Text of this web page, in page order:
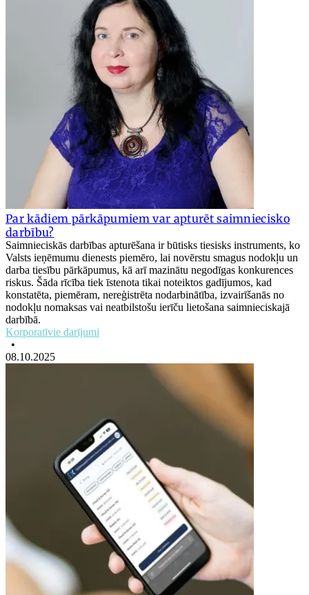
Par kādiem pārkāpumiem var apturēt saimniecisko
darbību?
Saimnieciskās darbības apturēšana ir būtisks tiesisks instruments, ko
Valsts ieņēmumu dienests piemēro, lai novērstu smagus nodokļu un
darba tiesību pārkāpumus, kā arī mazinātu negodīgas konkurences
riskus. Šāda rīcība tiek īstenota tikai noteiktos gadījumos, kad
konstatēta, piemēram, nereģistrēta nodarbinātība, izvairīšanās no
nodokļu nomaksas vai neatbilstošu ierīču lietošana saimnieciskajā
darbībā.
Korporatīvie darījumi
•
08.10.2025